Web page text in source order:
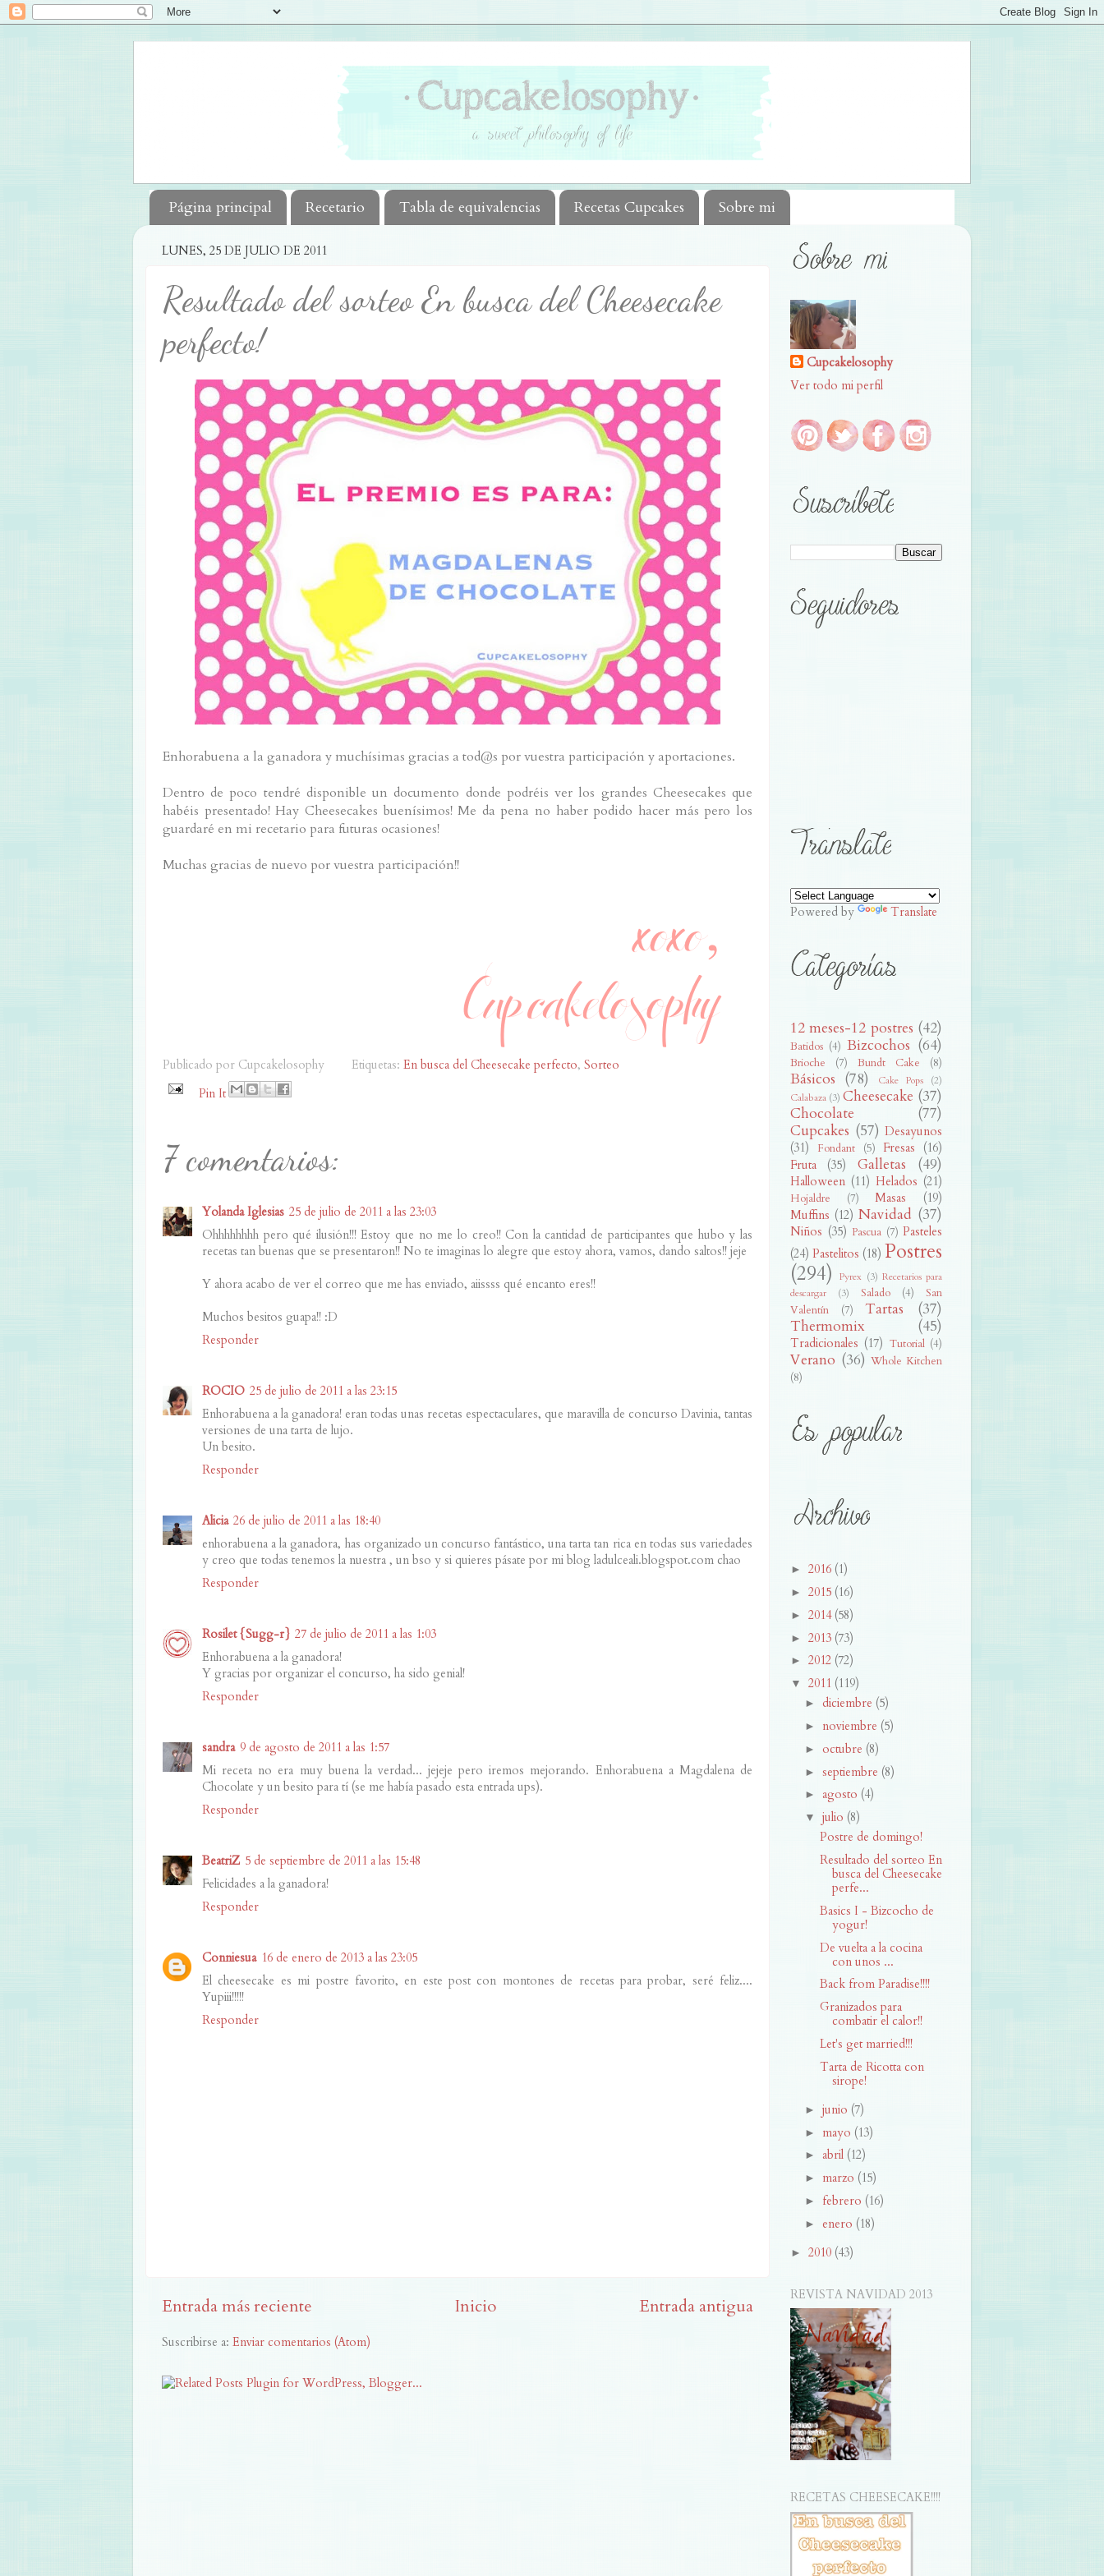
Página principal Recetario Tabla de equivalencias Recetas Cupcakes Sobre mi
LUNES, 25 DE JULIO DE 2011
Resultado del sorteo En busca del Cheesecake
perfecto!
Enhorabuena a la ganadora y muchísimas gracias a tod@s por vuestra participación y aportaciones.
Dentro de poco tendré disponible un documento donde podréis ver los grandes Cheesecakes que
habéis presentado! Hay Cheesecakes buenísimos! Me da pena no haber podido hacer más pero los
guardaré en mi recetario para futuras ocasiones!
Muchas gracias de nuevo por vuestra participación!!
Publicado por Cupcakelosophy Etiquetas: En busca del Cheesecake perfecto, Sorteo
Pin It
7 comentarios:
Yolanda Iglesias 25 de julio de 2011 a las 23:03
Ohhhhhhhh pero qué ilusión!!! Estoy que no me lo creo!! Con la cantidad de participantes que hubo y las
recetas tan buenas que se presentaron!! No te imaginas lo alegre que estoy ahora, vamos, dando saltos!! jeje
Y ahora acabo de ver el correo que me has enviado, aiissss qué encanto eres!!
Muchos besitos guapa!! :D
Responder
ROCIO 25 de julio de 2011 a las 23:15
Enhorabuena a la ganadora! eran todas unas recetas espectaculares, que maravilla de concurso Davinia, tantas
versiones de una tarta de lujo.
Un besito.
Responder
Alicia 26 de julio de 2011 a las 18:40
enhorabuena a la ganadora, has organizado un concurso fantástico, una tarta tan rica en todas sus variedades
y creo que todas tenemos la nuestra , un bso y si quieres pásate por mi blog ladulceali.blogspot.com chao
Responder
Rosilet {Sugg-r} 27 de julio de 2011 a las 1:03
Enhorabuena a la ganadora!
Y gracias por organizar el concurso, ha sido genial!
Responder
sandra 9 de agosto de 2011 a las 1:57
Mi receta no era muy buena la verdad... jejeje pero iremos mejorando. Enhorabuena a Magdalena de
Chocolate y un besito para tí (se me había pasado esta entrada ups).
Responder
BeatriZ 5 de septiembre de 2011 a las 15:48
Felicidades a la ganadora!
Responder
Conniesua 16 de enero de 2013 a las 23:05
El cheesecake es mi postre favorito, en este post con montones de recetas para probar, seré feliz....
Yupiii!!!!!
Responder
Entrada más reciente Entrada antigua
Inicio
Suscribirse a: Enviar comentarios (Atom)
Cupcakelosophy
Ver todo mi perfil
Powered by Translate
12 meses-12 postres (42)
Batidos (4) Bizcochos (64)
Brioche (7) Bundt Cake (8)
Básicos (78) Cake Pops
(2)
Calabaza (3) Cheesecake (37)
Chocolate
(77)
Cupcakes (57) Desayunos
(31)
Fondant (5) Fresas
(16)
Fruta
(35) Galletas (49)
Halloween (11) Helados (21)
Hojaldre (7) Masas
(19)
Muffins (12) Navidad (37)
Niños (35) Pascua (7) Pasteles
(24) Pastelitos (18) Postres
(294)
Pyrex (3) Recetarios para
descargar
(3) Salado (4)
San
Valentín
(7) Tartas
(37)
Thermomix
(45)
Tradicionales (17) Tutorial (4)
Verano (36) Whole Kitchen
(8)
► 2016 (1)
► 2015 (16)
► 2014 (58)
► 2013 (73)
► 2012 (72)
▼ 2011 (119)
►diciembre (5)
► noviembre (5)
►octubre (8)
►septiembre (8)
►agosto (4)
▼julio (8)
Postre de domingo!
Resultado del sorteo En
busca del Cheesecake
perfe...
Basics I - Bizcocho de
yogur!
De vuelta a la cocina
con unos ...
Back from Paradise!!!!
Granizados para
combatir el calor!!
Let's get married!!!
Tarta de Ricotta con
sirope!
►junio (7)
► mayo (13)
►abril (12)
► marzo (15)
► febrero (16)
►enero (18)
► 2010 (43)
REVISTA NAVIDAD 2013
RECETAS CHEESECAKE!!!!